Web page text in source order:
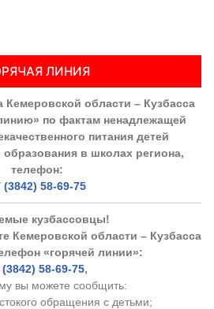
ЛИНИЯ
Кемеровской области – Кузбасса
по фактам ненадлежащей
питания детей
в школах региона,
телефон:
(3842) 58-69-75
кузбассовцы!
Кемеровской области – Кузбасса
«горячей линии»:
(3842) 58-69-75,
вы можете сообщить:
обращения с детьми;